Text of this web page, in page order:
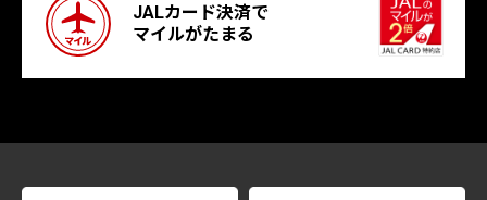
JALカード決済で
マイルがたまる